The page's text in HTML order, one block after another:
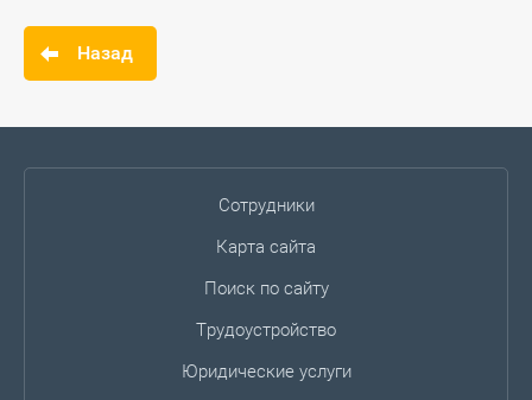
Назад
Сотрудники
Карта сайта
Поиск по сайту
Трудоустройство
Юридические услуги